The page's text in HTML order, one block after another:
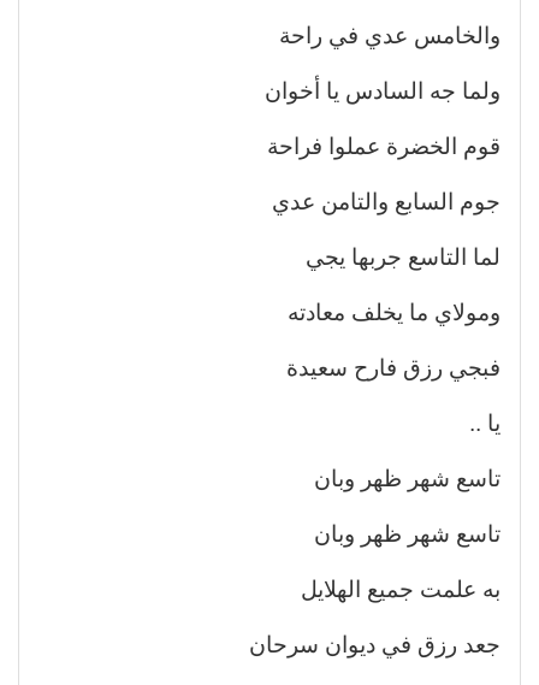
والخامس عدي في راحة
ولما جه السادس يا أخوان
قوم الخضرة عملوا فراحة
جوم السابع والتامن عدي
لما التاسع جربها يجي
ومولاي ما يخلف معادته
فبجي رزق فارح سعيدة
يا ..
تاسع شهر ظهر وبان
تاسع شهر ظهر وبان
به علمت جميع الهلايل
جعد رزق في ديوان سرحان